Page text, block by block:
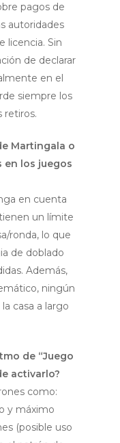
pagos de
autoridades
licencia. Sin
de declarar
en el
siempre los
retiros.
Martingala o
en los juegos
en cuenta
un límite
ronda, lo que
de doblado
Además,
ningún
casa a largo
de “Juego
activarlo?
como:
y máximo
(posible uso